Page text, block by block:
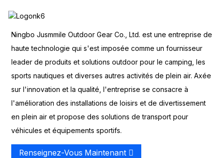
Ningbo Jusmmile Outdoor Gear Co., Ltd. est une entreprise de
haute technologie qui s'est imposée comme un fournisseur
leader de produits et solutions outdoor pour le camping, les
sports nautiques et diverses autres activités de plein air. Axée
sur l'innovation et la qualité, l'entreprise se consacre à
l'amélioration des installations de loisirs et de divertissement
en plein air et propose des solutions de transport pour
véhicules et équipements sportifs.
Renseignez-Vous Maintenant